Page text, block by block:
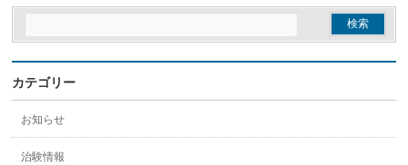
カテゴリー
お知らせ
治験情報